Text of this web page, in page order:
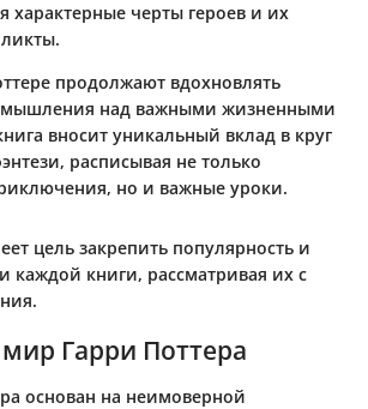
характерные черты героев и их
продолжают вдохновлять
над важными жизненными
вносит уникальный вклад в круг
расписывая не только
но и важные уроки.
цель закрепить популярность и
каждой книги, рассматривая их с
Гарри Поттера
основан на неимоверной